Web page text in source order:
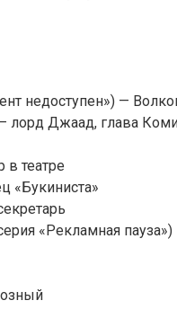
недоступен») —
лорд Джаад, глава
в театре
«Букиниста»
«Рекламная пауза»)